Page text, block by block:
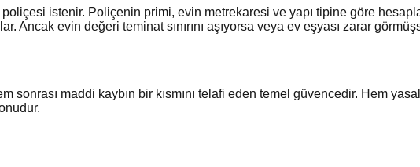
poliçesi istenir. Poliçenin primi, evin metrekaresi ve yapı tipine göre
Ancak evin değeri teminat sınırını aşıyorsa veya ev eşyası zarar
sonrası maddi kaybın bir kısmını telafi eden temel güvencedir. Hem